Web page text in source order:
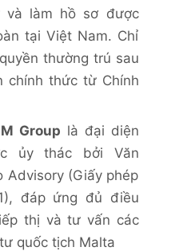
và làm hồ sơ được
tại Việt Nam. Chỉ
thường trú sau
chính thức từ Chính
Group là đại diện
ủy thác bởi Văn
Advisory (Giấy phép
đáp ứng đủ điều
thị và tư vấn các
quốc tịch Malta